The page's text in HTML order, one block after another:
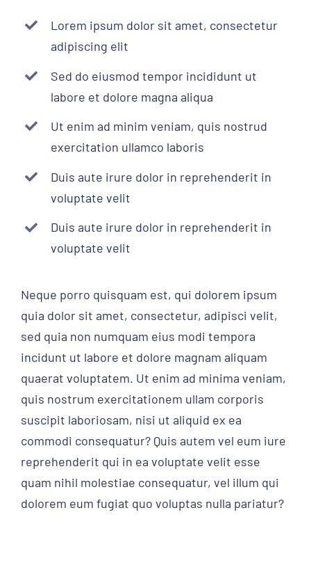
Lorem ipsum dolor sit amet, consectetur
adipiscing elit
Sed do eiusmod tempor incididunt ut
labore et dolore magna aliqua
Ut enim ad minim veniam, quis nostrud
exercitation ullamco laboris
Duis aute irure dolor in reprehenderit in
voluptate velit
Duis aute irure dolor in reprehenderit in
voluptate velit
Neque porro quisquam est, qui dolorem ipsum
quia dolor sit amet, consectetur, adipisci velit,
sed quia non numquam eius modi tempora
incidunt ut labore et dolore magnam aliquam
quaerat voluptatem. Ut enim ad minima veniam,
quis nostrum exercitationem ullam corporis
suscipit laboriosam, nisi ut aliquid ex ea
commodi consequatur? Quis autem vel eum iure
reprehenderit qui in ea voluptate velit esse
quam nihil molestiae consequatur, vel illum qui
dolorem eum fugiat quo voluptas nulla pariatur?